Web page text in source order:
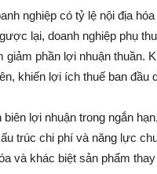
nghiệp có tỷ lệ nội địa
lại, doanh nghiệp phụ
phần lợi nhuận thuần.
khiến lợi ích thuế ban đầu
biên lợi nhuận trong ngắn
trúc chi phí và năng lực
và khác biệt sản phẩm